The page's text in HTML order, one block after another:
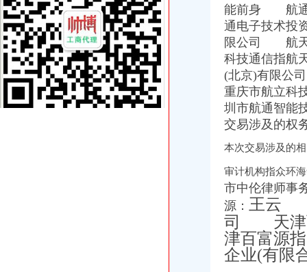
北京公司注册流程及注意事项_百度经验
资本管理公司注册条件,办理公司注册的条件
重庆沙坪坝工商**公司注册重庆沙坪坝工商**优惠办理重庆公司注册今
沙坪坝哪里可以办理,沙坪坝哪里能够办理个人无押|价
《营业执照黑名单查询》
注册个公司要多少钱？注册公司流程步骤_更富学院_资讯_更富网
重庆代办营业执照-重庆航桥财务咨询有限公司
成立公司必知：公司成立的详细流程_找法网（Findlaw.cn）
南京秦淮区办理税务登记证的流程？-中介代理-久久信息网
2013司考商法：公司设立中各流程需要的花费-110法律咨询网
2015年代理工商注册流程无锡灵捷工商-中介代理-中国金属新闻网
上海黄浦区公司注册流程_上海崇明自贸区注册代理_新浪博客
能前身 航通
通电子技术投
限公司 航天
科技通信指航
(北京)有限公
重庆市航立
圳市航通智
交易涉及的权
本次交易涉及的
审计机构指众环
市中伦律师事
源： 王云
司 天津
津百富源
企业(有